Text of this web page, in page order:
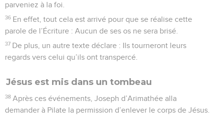
parveniez à la foi.
36 En effet, tout cela est arrivé pour que se réalise cette
parole de l’Écriture : Aucun de ses os ne sera brisé.
37 De plus, un autre texte déclare : Ils tourneront leurs
regards vers celui qu’ils ont transpercé.
Jésus est mis dans un tombeau
38 Après ces événements, Joseph d’Arimathée alla
demander à Pilate la permission d’enlever le corps de Jésus.